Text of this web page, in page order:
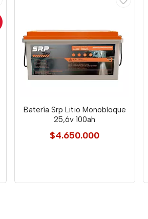
Batería Srp Litio Monobloque
25,6v 100ah
$4.650.000